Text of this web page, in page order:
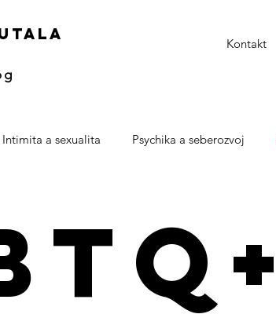
Kontakt
Intimita a sexualita Psychika a seberozvoj